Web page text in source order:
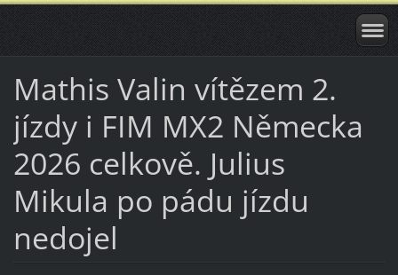
Mathis Valin vítězem 2.
jízdy i FIM MX2 Německa
2026 celkově. Julius
Mikula po pádu jízdu
nedojel